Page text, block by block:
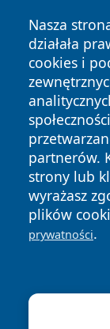
Nasza
działała
cookies i
partnerów.
strony lub
wyrażasz
plików
prywatności.
Copyright ©
zastrzeżone.
News Autorzy